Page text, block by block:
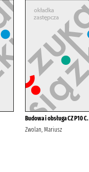
Budowa i obsługa CZ P10 C.
Zwolan, Mariusz